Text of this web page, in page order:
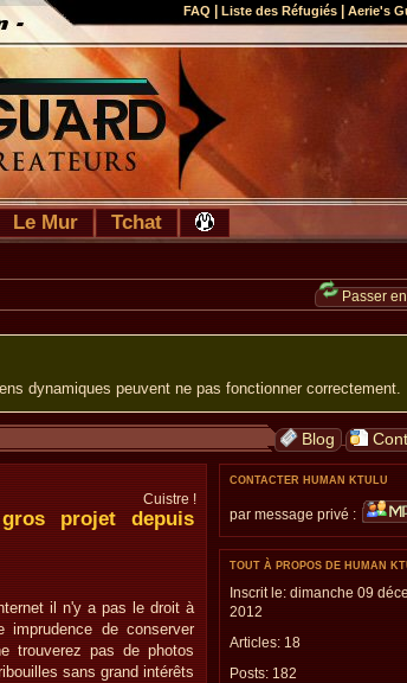
FAQ Liste des Réfugiés Aerie's
Le Mur Tchat
Passer
dynamiques peuvent ne pas fonctionner correctement.
Blog
Cuistre !
projet depuis
il n'y a pas le droit à
imprudence de conserver
trouverez pas de photos
sans grand intérêts
CONTACTER HUMAN KTULU
par message privé :
TOUT À PROPOS DE HUMAN
Inscrit le: dimanche 09
2012
Articles: 18
Posts: 182